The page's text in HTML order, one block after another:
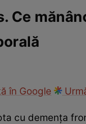
Ce
în Google
cu demența